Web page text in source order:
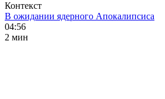
Контекст
В ожидании ядерного Апокалипсиса
04:56
2 мин